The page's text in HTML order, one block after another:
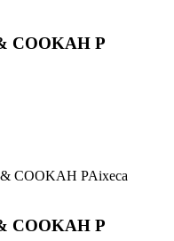
COOKAH P
COOKAH P